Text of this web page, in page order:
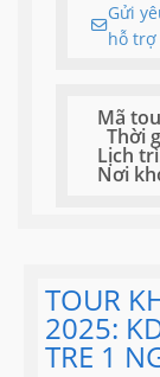
Gửi
hỗ trợ
Mã
Thời
Lịch
Nơi
TOUR
2025:
TRE 1